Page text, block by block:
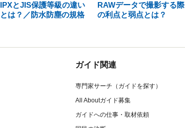
IPXとJIS保護等級の違い
とは？／防水防塵の規格
RAWデータで撮影する際
の利点と弱点とは？
ガイド関連
専門家サーチ（ガイドを探す）
All Aboutガイド募集
ガイドへの仕事・取材依頼